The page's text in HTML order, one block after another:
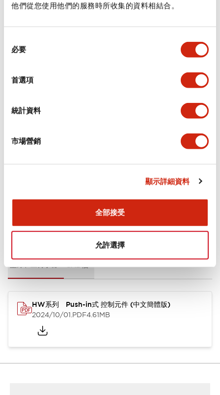
他們從您使用他們的服務時所收集的資料相結合。
必要
首選項
統計資料
市場營銷
顯示詳細資料
全部接受
允許選擇
安裝和安裝規範
文件和檔案
HW系列 Push-in式 控制元件 (中文簡體版)
2024/10/01.PDF4.61MB